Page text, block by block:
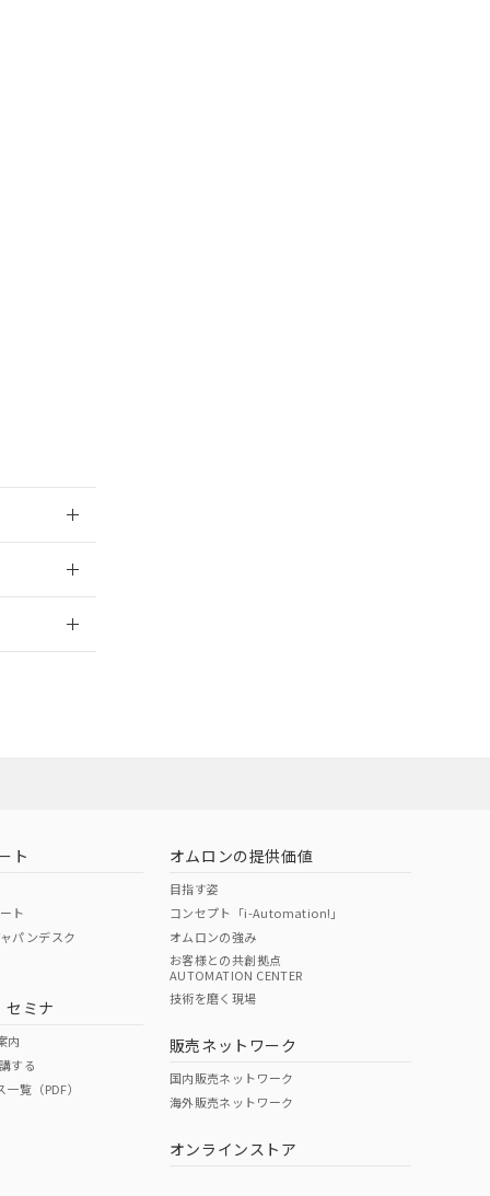
O O
ト
ト
パンデスク
セミナ
内
する
覧（PDF）
オムロンの提供価値
目指す姿
コンセプト「i-Automation!」
オムロンの強み
お客様との共創拠点
AUTOMATION CENTER
技術を磨く現場
販売ネットワーク
国内販売ネットワーク
海外販売ネットワーク
オンラインストア